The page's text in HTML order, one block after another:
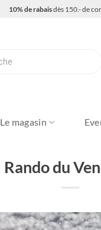
10% de rabaisdès 150.- de
Le magasin
Rando du